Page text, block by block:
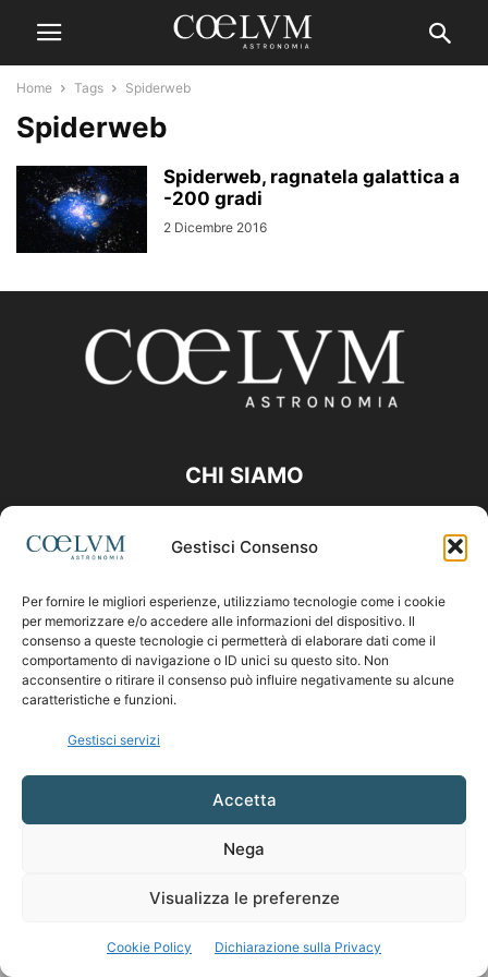
Gestisci Consenso
Per fornire le migliori esperienze, utilizziamo tecnologie come i cookie
per memorizzare e/o accedere alle informazioni del dispositivo. Il
consenso a queste tecnologie ci permetterà di elaborare dati come il
comportamento di navigazione o ID unici su questo sito. Non
acconsentire o ritirare il consenso può influire negativamente su alcune
caratteristiche e funzioni.
Gestisci servizi
Accetta
Nega
Visualizza le preferenze
Cookie Policy Dichiarazione sulla Privacy
Home Tags Spiderweb
Spiderweb
Spiderweb, ragnatela galattica a
-200 gradi
2 Dicembre 2016
CHI SIAMO
Contattaci:coelumastro@coelum.com
SEGUICI